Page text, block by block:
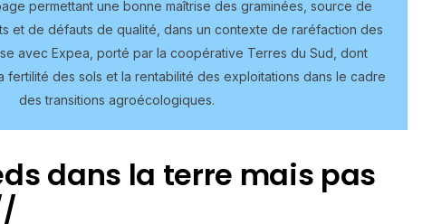
permettant une bonne maîtrise des graminées, source de
et de défauts de qualité, dans un contexte de raréfaction des
avec Expea, porté par la coopérative Terres du Sud, dont
fertilité des sols et la rentabilité des exploitations dans le cadre
des transitions agroécologiques.
dans la terre mais pas